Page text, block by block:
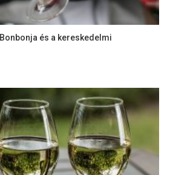
és a kereskedelmi